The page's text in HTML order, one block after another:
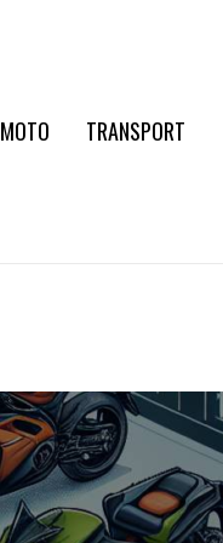
MOTO TRANSPORT